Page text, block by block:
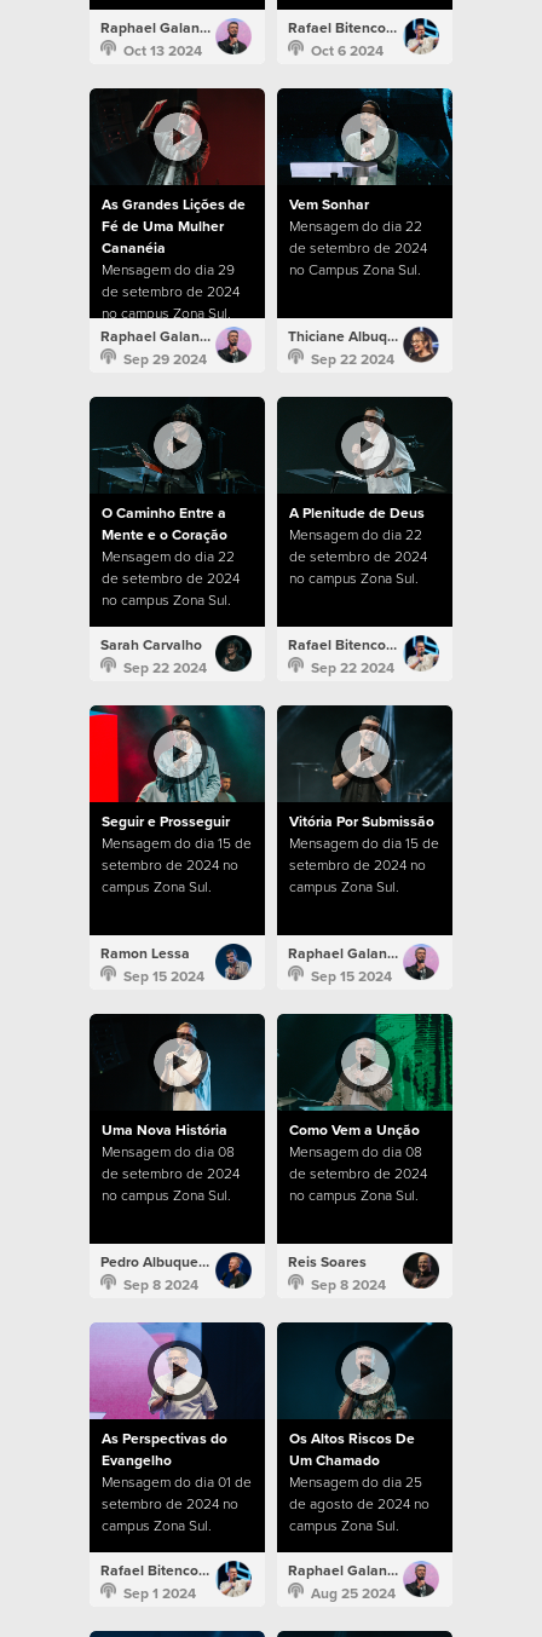
Raphael Galante
Oct 13 2024
Rafael Bitencourt
Oct 6 2024
As Grandes Lições de
Fé de Uma Mulher
Cananéia
Mensagem do dia 29
de setembro de 2024
no campus Zona Sul.
Raphael Galante
Sep 29 2024
Vem Sonhar
Mensagem do dia 22
de setembro de 2024
no Campus Zona Sul.
Thiciane Albuquerque
Sep 22 2024
O Caminho Entre a
Mente e o Coração
Mensagem do dia 22
de setembro de 2024
no campus Zona Sul.
Sarah Carvalho
Sep 22 2024
A Plenitude de Deus
Mensagem do dia 22
de setembro de 2024
no campus Zona Sul.
Rafael Bitencourt
Sep 22 2024
Seguir e Prosseguir
Mensagem do dia 15 de
setembro de 2024 no
campus Zona Sul.
Ramon Lessa
Sep 15 2024
Vitória Por Submissão
Mensagem do dia 15 de
setembro de 2024 no
campus Zona Sul.
Raphael Galante
Sep 15 2024
Uma Nova História
Mensagem do dia 08
de setembro de 2024
no campus Zona Sul.
Pedro Albuquerque
Sep 8 2024
Como Vem a Unção
Mensagem do dia 08
de setembro de 2024
no campus Zona Sul.
Reis Soares
Sep 8 2024
As Perspectivas do
Evangelho
Mensagem do dia 01 de
setembro de 2024 no
campus Zona Sul.
Rafael Bitencourt
Sep 1 2024
Os Altos Riscos De
Um Chamado
Mensagem do dia 25
de agosto de 2024 no
campus Zona Sul.
Raphael Galante
Aug 25 2024